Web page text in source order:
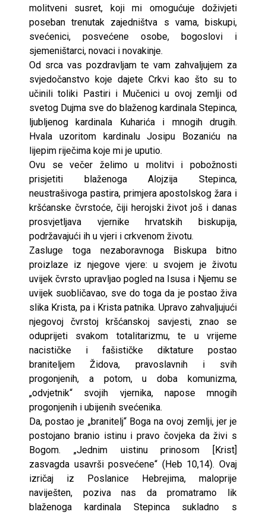
molitveni susret, koji mi omogućuje doživjeti
poseban trenutak zajedništva s vama, biskupi,
svećenici, posvećene osobe, bogoslovi i
sjemeništarci, novaci i novakinje.
Od srca vas pozdravljam te vam zahvaljujem za
svjedočanstvo koje dajete Crkvi kao što su to
učinili toliki Pastiri i Mučenici u ovoj zemlji od
svetog Dujma sve do blaženog kardinala Stepinca,
ljubljenog kardinala Kuharića i mnogih drugih.
Hvala uzoritom kardinalu Josipu Bozaniću na
lijepim riječima koje mi je uputio.
Ovu se večer želimo u molitvi i pobožnosti
prisjetiti blaženoga Alojzija Stepinca,
neustrašivoga pastira, primjera apostolskog žara i
kršćanske čvrstoće, čiji herojski život još i danas
prosvjetljava vjernike hrvatskih biskupija,
podržavajući ih u vjeri i crkvenom životu.
Zasluge toga nezaboravnoga Biskupa bitno
proizlaze iz njegove vjere: u svojem je životu
uvijek čvrsto upravljao pogled na Isusa i Njemu se
uvijek suobličavao, sve do toga da je postao živa
slika Krista, pa i Krista patnika. Upravo zahvaljujući
njegovoj čvrstoj kršćanskoj savjesti, znao se
oduprijeti svakom totalitarizmu, te u vrijeme
nacističke i fašističke diktature postao
braniteljem Židova, pravoslavnih i svih
progonjenih, a potom, u doba komunizma,
„odvjetnik“ svojih vjernika, napose mnogih
progonjenih i ubijenih svećenika.
Da, postao je „branitelj“ Boga na ovoj zemlji, jer je
postojano branio istinu i pravo čovjeka da živi s
Bogom. „Jednim uistinu prinosom [Krist]
zasvagda usavrši posvećene“ (Heb 10,14). Ovaj
izričaj iz Poslanice Hebrejima, maloprije
naviješten, poziva nas da promatramo lik
blaženoga kardinala Stepinca sukladno s